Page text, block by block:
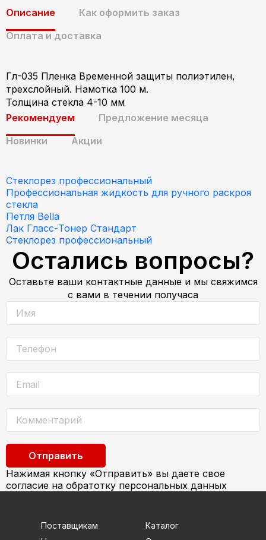
Описание
Как оформить заказ
Оплата и доставка
Гл-035 Пленка Временной защиты полиэтилен,
трехслойный. Намотка 100 м.
Толщина стекла 4-10 мм
Рекомендуем
Предложение месяца
Новинки
Акции
Стеклорез профессиональный
Профессиональная жидкость для ручного раскроя
стекла
Петля Bella
Лак Гласс-Тонер Стандарт
Стеклорез профессиональный
Остались вопросы?
Оставьте ваши контактные данные и мы свяжимся
с вами в течении получаса
Отправить
Нажимая кнопку «Отправить» вы даете свое
согласие на обратотку персональных данных
Поставщикам
Каталог